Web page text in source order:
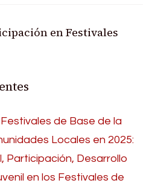
en Festivales
de Base de la
Locales en 2025:
Participación, Desarrollo
en los Festivales de